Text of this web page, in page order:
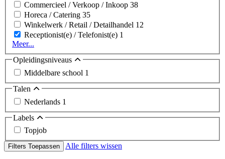
Commercieel / Verkoop / Inkoop 38
Horeca / Catering 35
Winkelwerk / Retail / Detailhandel 12
Receptionist(e) / Telefonist(e) 1
Meer...
Opleidingsniveaus
Middelbare school 1
Talen
Nederlands 1
Labels
Topjob
Filters Toepassen Alle filters wissen